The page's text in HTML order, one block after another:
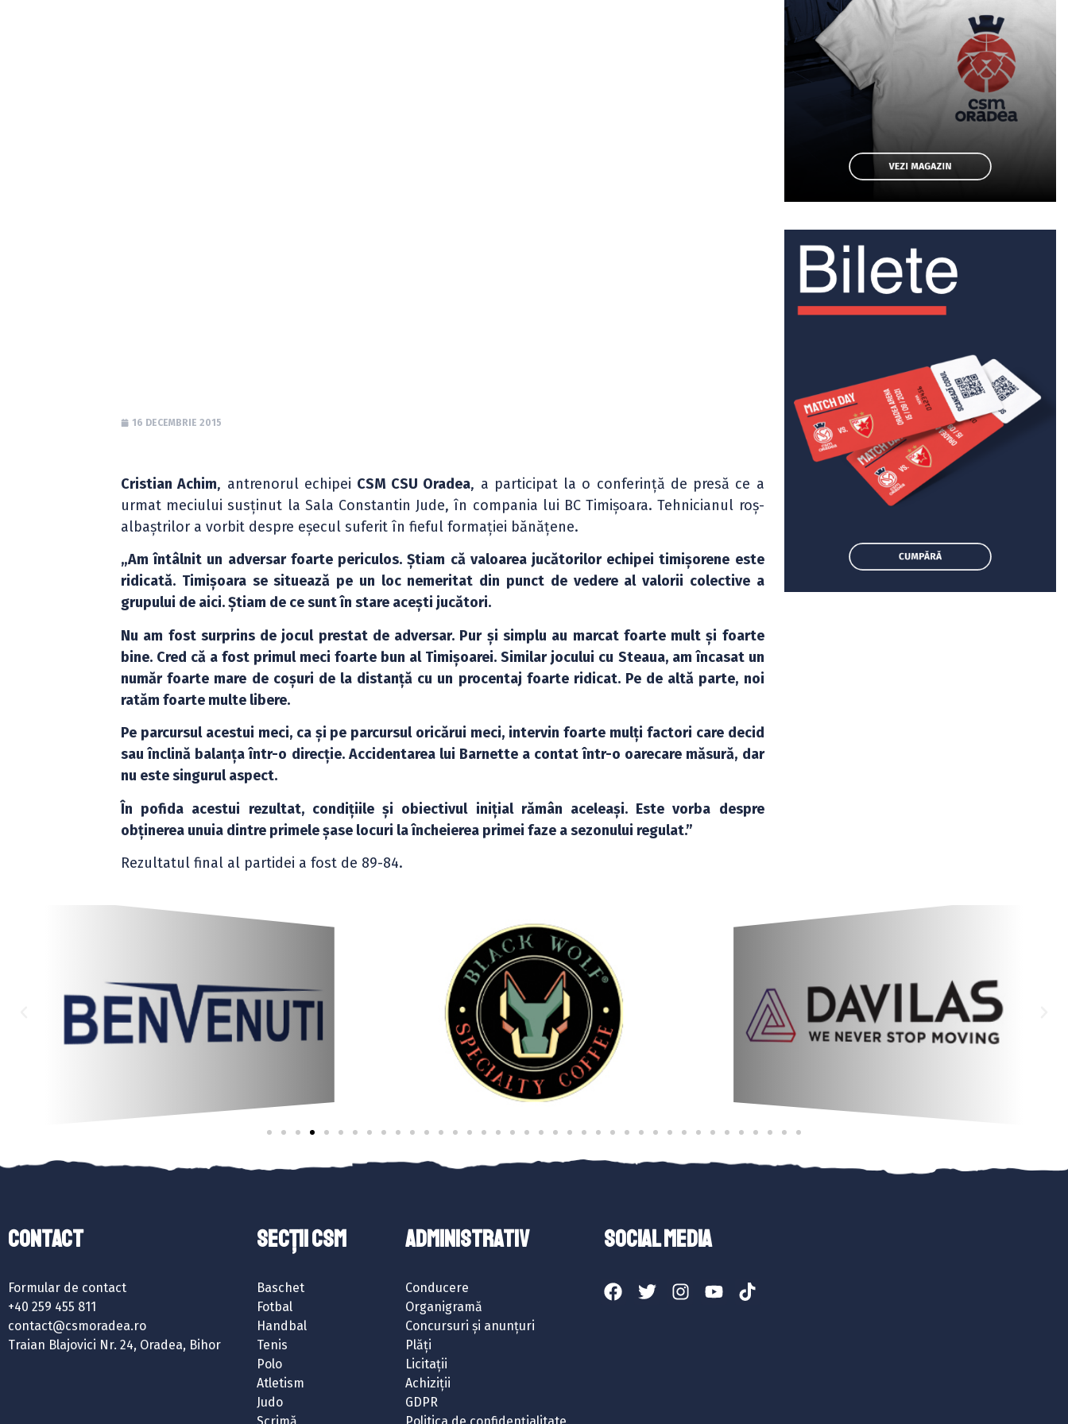
16 DECEMBRIE 2015
Cristian Achim, antrenorul echipei CSM CSU Oradea, a participat la o conferință de presă ce a
urmat meciului susținut la Sala Constantin Jude, în compania lui BC Timișoara. Tehnicianul roș-
albaștrilor a vorbit despre eșecul suferit în fieful formației bănățene.
„Am întâlnit un adversar foarte periculos. Știam că valoarea jucătorilor echipei timișorene este
ridicată. Timișoara se situează pe un loc nemeritat din punct de vedere al valorii colective a
grupului de aici. Știam de ce sunt în stare acești jucători.
Nu am fost surprins de jocul prestat de adversar. Pur și simplu au marcat foarte mult și foarte
bine. Cred că a fost primul meci foarte bun al Timișoarei. Similar jocului cu Steaua, am încasat un
număr foarte mare de coșuri de la distanță cu un procentaj foarte ridicat. Pe de altă parte, noi
ratăm foarte multe libere.
Pe parcursul acestui meci, ca și pe parcursul oricărui meci, intervin foarte mulți factori care decid
sau înclină balanța într-o direcție. Accidentarea lui Barnette a contat într-o oarecare măsură, dar
nu este singurul aspect.
În pofida acestui rezultat, condițiile și obiectivul inițial rămân aceleași. Este vorba despre
obținerea unuia dintre primele șase locuri la încheierea primei faze a sezonului regulat.”
Rezultatul final al partidei a fost de 89-84.
Contact
Formular de contact
+40 259 455 811
contact@csmoradea.ro
Traian Blajovici Nr. 24, Oradea, Bihor
SECȚII CSM
Baschet
Fotbal
Handbal
Tenis
Polo
Atletism
Judo
ADMINISTRATIV
Conducere
Organigramă
Concursuri și anunțuri
Plăți
Licitații
Achiziții
GDPR
SOCIAL MEDIA